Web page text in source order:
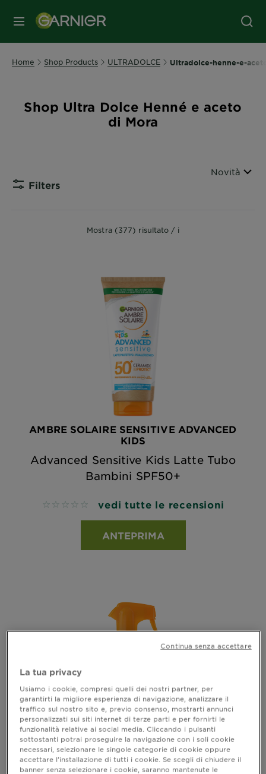
MENU
Home Shop Products ULTRADOLCE Ultradolce-henne-e-
Shop Ultra Dolce Henné e aceto
di Mora
Filters
Ordina per
Novità
Mostra (377) risultato / i
AMBRE SOLAIRE SENSITIVE ADVANCED
KIDS
Advanced Sensitive Kids Latte Tubo
Bambini SPF50+
No reviews vedi tutte le recensioni
ANTEPRIMA
AMBRE SOLAIRE SENSITIVE ADVANCED
KIDS
La tua privacy
Usiamo i cookie, compresi quelli dei nostri partner, per
garantirti la migliore esperienza di navigazione, analizzare il
traffico sul nostro sito e, previo consenso, mostrarti annunci
personalizzati sui siti internet di terze parti e per fornirti le
funzionalità relative ai social media. Cliccando i pulsanti
sottostanti potrai proseguire la navigazione con i soli cookie
necessari, selezionare le singole categorie di cookie oppure
accettare l’installazione di tutti i cookie. Se scegli di chiudere il
banner senza selezionare i cookie, saranno mantenute le
Continua senza accettare